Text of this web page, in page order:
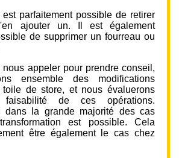
parfaitement possible de retirer
ajouter un. Il est également
de supprimer un fourreau ou
nous appeler pour prendre conseil,
ensemble des modifications
de store, et nous évaluerons
de ces opérations.
dans la grande majorité des cas
est possible. Cela
être également le cas chez